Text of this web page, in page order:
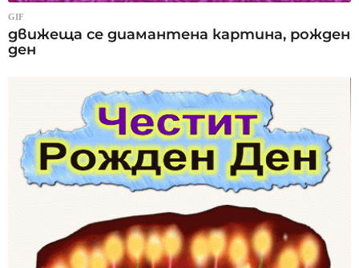
GIF
движеща се диамантена картина, рожден
ден